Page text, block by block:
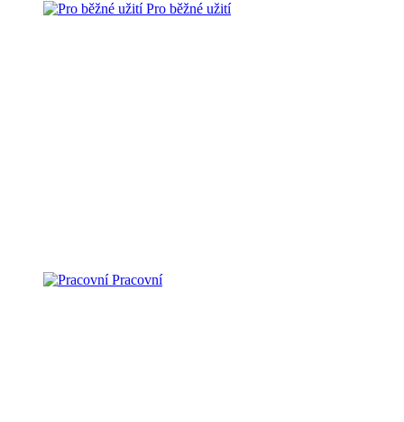
Pro běžné užití
Pracovní